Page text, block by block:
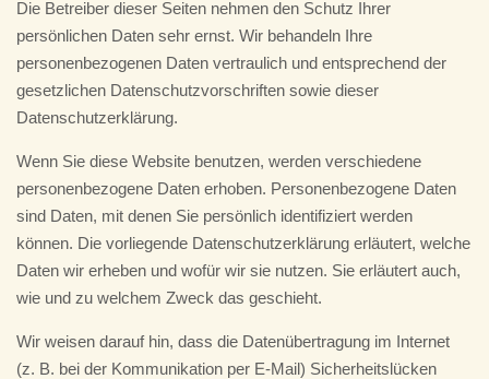
Die Betreiber dieser Seiten nehmen den Schutz Ihrer
persönlichen Daten sehr ernst. Wir behandeln Ihre
personenbezogenen Daten vertraulich und entsprechend der
gesetzlichen Datenschutzvorschriften sowie dieser
Datenschutzerklärung.
Wenn Sie diese Website benutzen, werden verschiedene
personenbezogene Daten erhoben. Personenbezogene Daten
sind Daten, mit denen Sie persönlich identifiziert werden
können. Die vorliegende Datenschutzerklärung erläutert, welche
Daten wir erheben und wofür wir sie nutzen. Sie erläutert auch,
wie und zu welchem Zweck das geschieht.
Wir weisen darauf hin, dass die Datenübertragung im Internet
(z. B. bei der Kommunikation per E-Mail) Sicherheitslücken